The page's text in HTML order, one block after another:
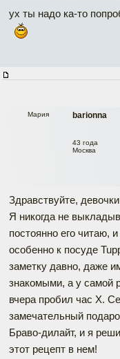
ух ты надо ка-то
barionna
Мария
43 года
Москва
Здравствуйте,
Я никогда не
постоянно его читаю,
особенно к посуде
заметку давно, даже
знакомыми, а у самой
вчера пробил час Х.
замечательный
Браво-дилайт, и я
этот рецепт в нем!